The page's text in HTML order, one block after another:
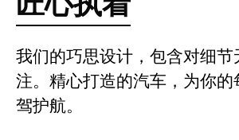
我们的巧思设计，包含对细节
注。精心打造的汽车，为你的
驾护航。